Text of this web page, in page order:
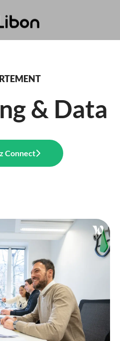
& Data
Connect